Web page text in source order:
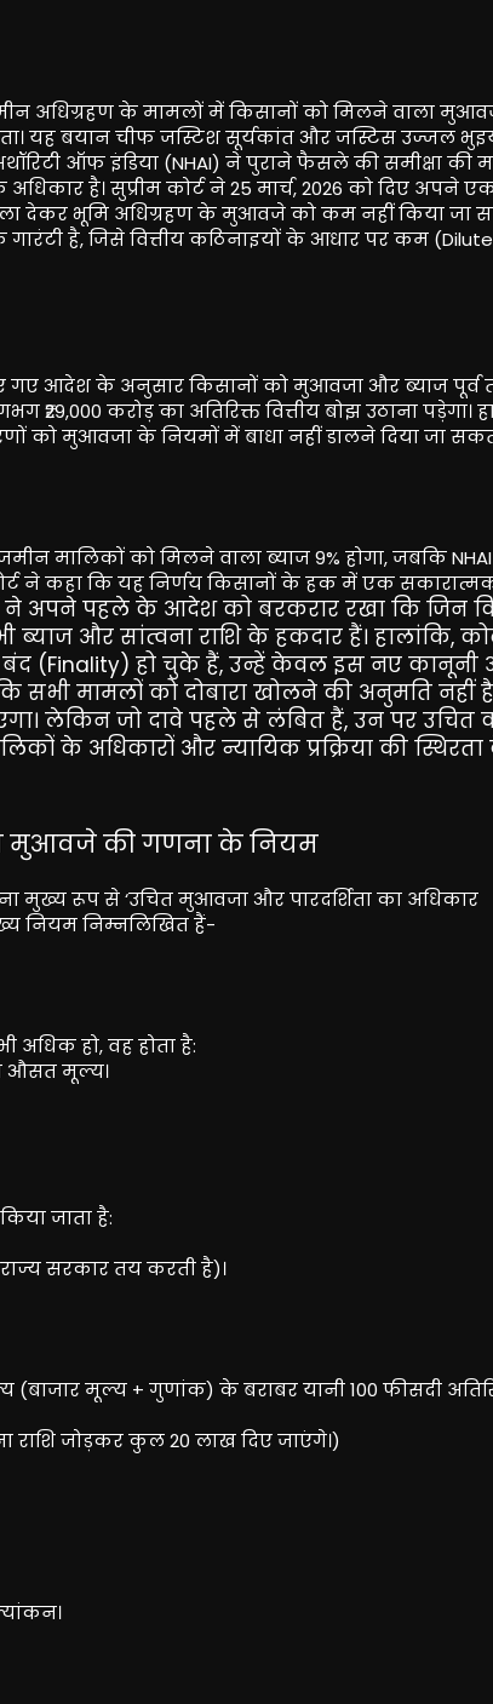
अधिग्रहण के मामलों में किसानों को मिलने वाला
यह बयान चीफ जस्टिश सूर्यकांत और जस्टिस उज्जल
ऑफ इंडिया (NHAI) ने पुराने फैसले की समीक्षा की
है। सुप्रीम कोर्ट ने 25 मार्च, 2026 को दिए अपने
देकर भूमि अधिग्रहण के मुआवजे को कम नहीं किया जा
है, जिसे वित्तीय कठिनाइयों के आधार पर कम
आदेश के अनुसार किसानों को मुआवजा और ब्याज पूर्व
करोड़ का अतिरिक्त वित्तीय बोझ उठाना पड़ेगा।
को मुआवजा के नियमों में बाधा नहीं डालने दिया जा
मालिकों को मिलने वाला ब्याज 9% होगा, जबकि
ने कहा कि यह निर्णय किसानों के हक में एक
ने अपने पहले के आदेश को बरकरार रखा कि जिन
और सांत्वना राशि के हकदार हैं। हालांकि,
बंद (Finality) हो चुके हैं, उन्हें केवल इस नए कानूनी
सभी मामलों को दोबारा खोलने की अनुमति नहीं
लेकिन जो दावे पहले से लंबित हैं, उन पर उचित
के अधिकारों और न्यायिक प्रक्रिया की
मुआवजे की गणना के नियम
रूप से ‘उचित मुआवजा और पारदर्शिता का अधिकार
नियम निम्नलिखित हैं-
हो, वह होता है:
औसत मूल्य।
जाता है:
राज्य सरकार तय करती है)।
मूल्य + गुणांक) के बराबर यानी 100 फीसदी
राशि जोड़कर कुल 20 लाख दिए जाएंगे।)